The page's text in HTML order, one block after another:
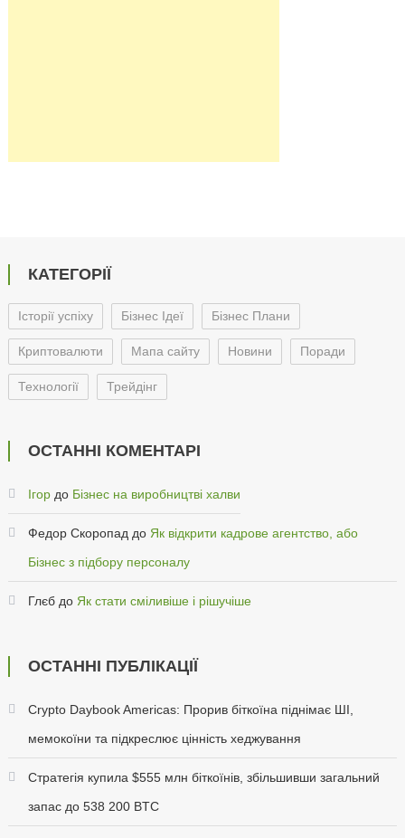
КАТЕГОРІЇ
Історії успіху Бізнес Ідеї Бізнес Плани
Криптовалюти Мапа сайту Новини Поради
Технології Трейдінг
ОСТАННІ КОМЕНТАРІ
Ігордо Бізнес на виробництві халви
Федор Скоропаддо Як відкрити кадрове агентство, або
Бізнес з підбору персоналу
Глєбдо Як стати сміливіше і рішучіше
ОСТАННІ ПУБЛІКАЦІЇ
Crypto Daybook Americas: Прорив біткоїна піднімає ШІ,
мемокоїни та підкреслює цінність хеджування
Стратегія купила $555 млн біткоїнів, збільшивши загальний
запас до 538 200 BTC